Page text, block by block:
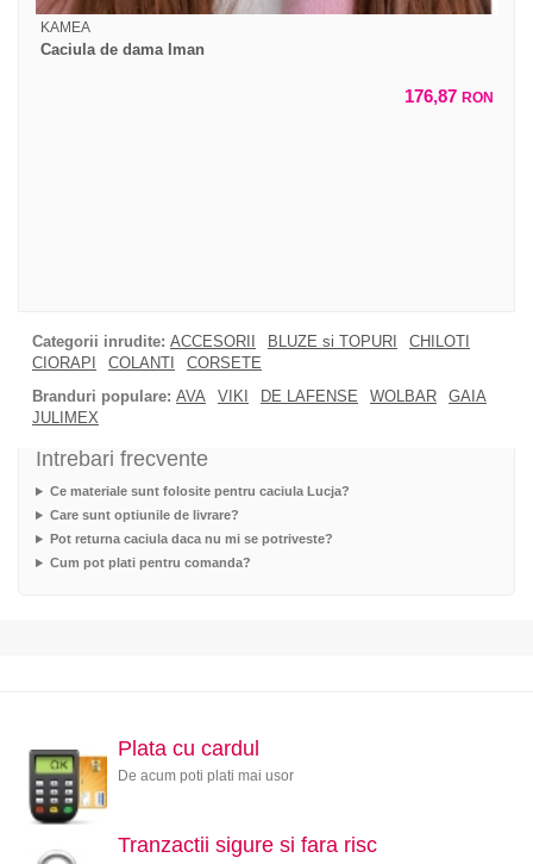
KAMEA
Caciula de dama Iman
176,87 RON
Categorii inrudite: ACCESORII BLUZE si TOPURI
CHILOTI
CIORAPI
COLANTI
CORSETE
Branduri populare: AVA VIKI DE LAFENSE WOLBAR
GAIA
JULIMEX
Intrebari frecvente
Ce materiale sunt folosite pentru caciula Lucja?
Care sunt optiunile de livrare?
Pot returna caciula daca nu mi se potriveste?
Cum pot plati pentru comanda?
Plata cu cardul
De acum poti plati mai usor
Tranzactii sigure si fara risc